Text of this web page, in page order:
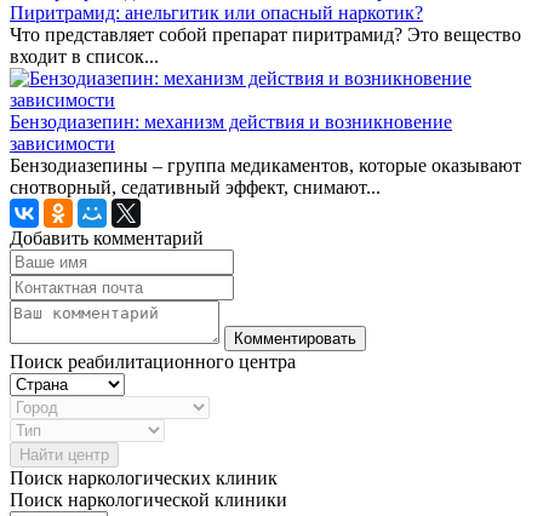
Пиритрамид: анельгитик или опасный наркотик?
Что представляет собой препарат пиритрамид? Это вещество
входит в список...
Бензодиазепин: механизм действия и возникновение
зависимости
Бензодиазепины – группа медикаментов, которые оказывают
снотворный, седативный эффект, снимают...
Добавить комментарий
Поиск реабилитационного центра
Найти центр
Поиск наркологических клиник
Поиск наркологической клиники